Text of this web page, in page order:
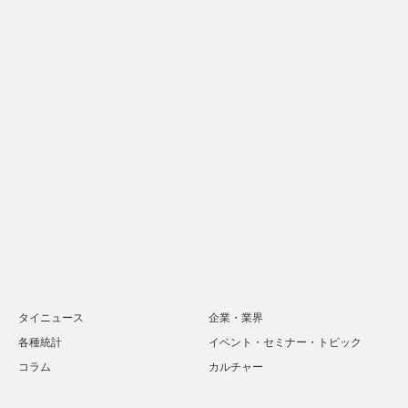
タイニュース
企業・業界
各種統計
イベント・セミナー・トピック
コラム
カルチャー